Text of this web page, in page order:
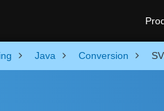
Java Conversion